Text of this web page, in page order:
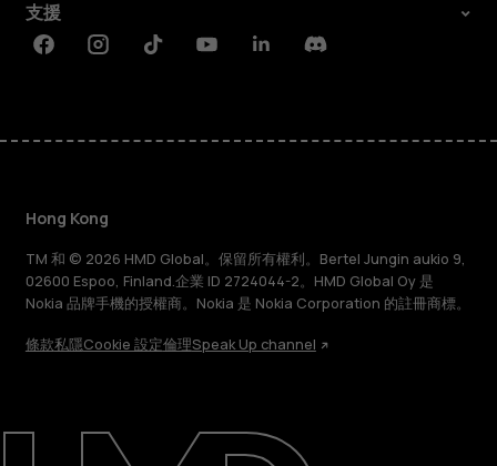
關於
支援
FacebookInstagramTiktokYoutubeLinkedinDiscord
Hong Kong
TM 和 © 2026 HMD Global。保留所有權利。Bertel Jungin aukio 9,
02600 Espoo, Finland.企業 ID 2724044-2。HMD Global Oy 是
Nokia 品牌手機的授權商。Nokia 是 Nokia Corporation 的註冊商標。
條款私隱Cookie 設定倫理Speak Up channel